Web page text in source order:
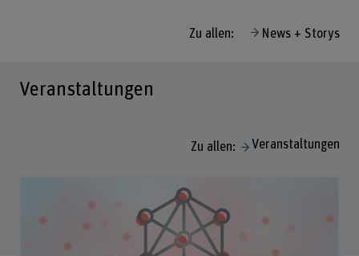
Zu allen: News + Storys
Veranstaltungen
Zu allen: Veranstaltungen